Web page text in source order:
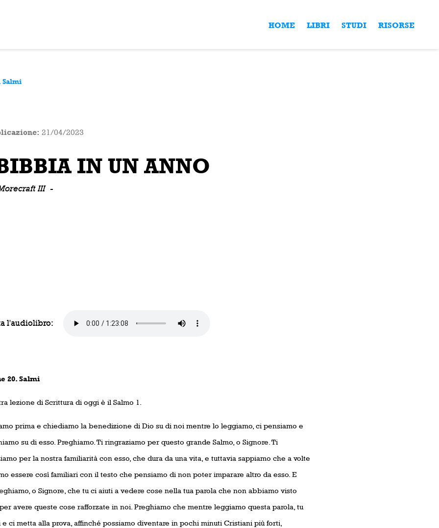
HOME LIBRI STUDI RISORSE
Salmi
21/04/2023
IN UN ANNO
III -
l'audiolibro:
20. Salmi
lezione di Scrittura di oggi è il Salmo 1.
prima e chiediamo la benedizione di Dio su di noi mentre lo leggiamo, ci pensiamo e
su di esso. Preghiamo. Ti ringraziamo per questo grande Salmo, o Signore. Ti
per la nostra familiarità con esso, che dura da una vita, e tuttavia sappiamo che a volte
essere così familiari con il testo che pensiamo di non poter imparare altro da esso. E
o Signore, che tu ci aiuti a vedere cose nella tua parola che non abbiamo visto
avere queste cose rafforzate in noi. Preghiamo che mentre leggiamo questa parola, tu
e ci metta alla prova, affinché possiamo diventare in pochi minuti Cristiani più forti,